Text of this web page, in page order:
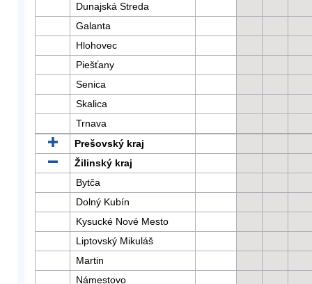
Dunajská Streda
Galanta
Hlohovec
Piešťany
Senica
Skalica
Trnava
Prešovský kraj
Žilinský kraj
Bytča
Dolný Kubín
Kysucké Nové Mesto
Liptovský Mikuláš
Martin
Námestovo